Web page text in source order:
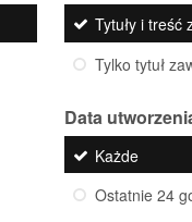
Tytuły i treść
Tylko tytuł
Data
Każde
Ostatnie 24